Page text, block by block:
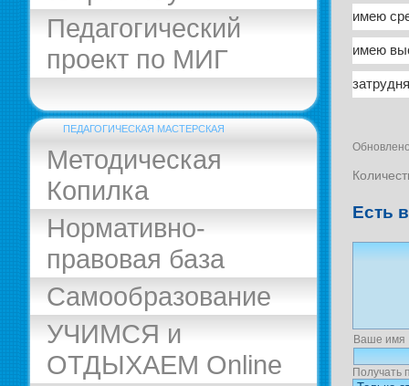
Педагогический
проект по МИГ
ПЕДАГОГИЧЕСКАЯ МАСТЕРСКАЯ
Методическая
Копилка
Нормативно-
правовая база
Самообразование
УЧИМСЯ и
ОТДЫХАЕМ Online
имею
имею
Есть
Ваше имя
Получать